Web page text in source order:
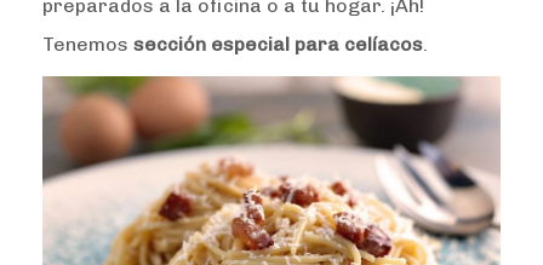
preparados a la oficina o a tu hogar. ¡Ah!
Tenemos sección especial para celíacos